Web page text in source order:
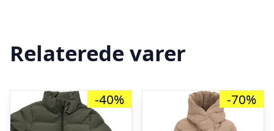
Relaterede varer
-40% -70%